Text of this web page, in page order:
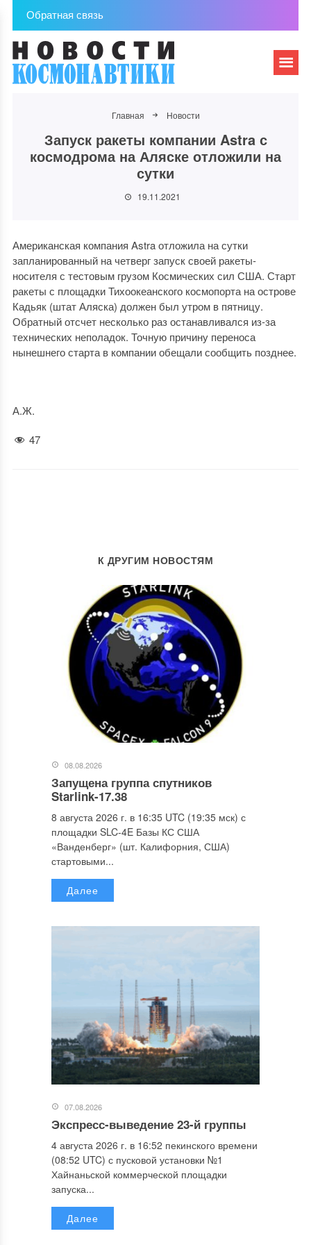
Обратная связь
Главная Новости
Запуск ракеты компании Astra с
космодрома на Аляске отложили на
сутки
19.11.2021
Американская компания Astra отложила на сутки
запланированный на четверг запуск своей ракеты-
носителя с тестовым грузом Космических сил США. Старт
ракеты с площадки Тихоокеанского космопорта на острове
Кадьяк (штат Аляска) должен был утром в пятницу.
Обратный отсчет несколько раз останавливался из-за
технических неполадок. Точную причину переноса
нынешнего старта в компании обещали сообщить позднее.
А.Ж.
47
К ДРУГИМ НОВОСТЯМ
08.08.2026
Запущена группа спутников
Starlink-17.38
8 августа 2026 г. в 16:35 UTC (19:35 мск) с
площадки SLC-4E Базы КС США
«Ванденберг» (шт. Калифорния, США)
стартовыми...
Далее
07.08.2026
Экспресс-выведение 23-й группы
4 августа 2026 г. в 16:52 пекинского времени
(08:52 UTC) с пусковой установки №1
Хайнаньской коммерческой площадки
запуска...
Далее